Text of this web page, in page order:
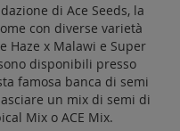
di Ace Seeds, la
con diverse varietà
Haze x Malawi e Super
disponibili presso
famosa banca di semi
un mix di semi di
Mix o ACE Mix.